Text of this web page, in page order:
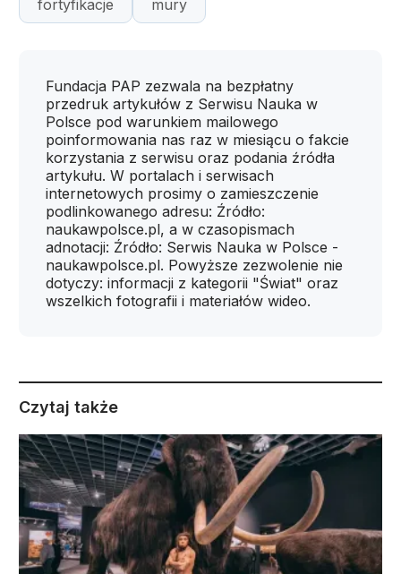
fortyfikacje mury
Fundacja PAP zezwala na bezpłatny
przedruk artykułów z Serwisu Nauka w
Polsce pod warunkiem mailowego
poinformowania nas raz w miesiącu o fakcie
korzystania z serwisu oraz podania źródła
artykułu. W portalach i serwisach
internetowych prosimy o zamieszczenie
podlinkowanego adresu: Źródło:
naukawpolsce.pl, a w czasopismach
adnotacji: Źródło: Serwis Nauka w Polsce -
naukawpolsce.pl. Powyższe zezwolenie nie
dotyczy: informacji z kategorii "Świat" oraz
wszelkich fotografii i materiałów wideo.
Czytaj także